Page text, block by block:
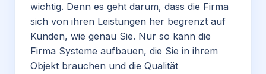
wichtig. Denn es geht darum, dass die Firma
sich von ihren Leistungen her begrenzt auf
Kunden, wie genau Sie. Nur so kann die
Firma Systeme aufbauen, die Sie in ihrem
Objekt brauchen und die Qualität